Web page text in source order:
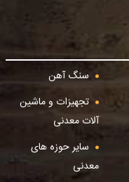
سنگ آهن
تجهیزات و ماشین
آلات معدنی
سایر حوزه های
معدنی